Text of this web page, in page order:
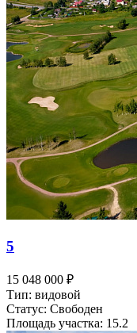
5
15 048 000 ₽
Тип: видовой
Статус: Свободен
Площадь участка: 15.2